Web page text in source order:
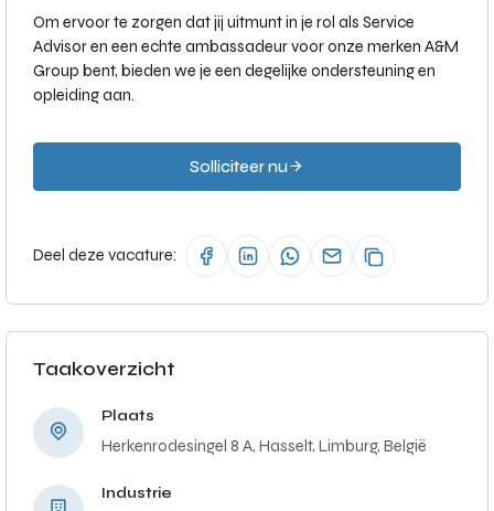
Om ervoor te zorgen dat jij uitmunt in je rol als Service
Advisor en een echte ambassadeur voor onze merken A&M
Group bent, bieden we je een degelijke ondersteuning en
opleiding aan.
Solliciteer nu
Deel deze vacature:
Taakoverzicht
Plaats
Herkenrodesingel 8 A, Hasselt, Limburg, België
Industrie